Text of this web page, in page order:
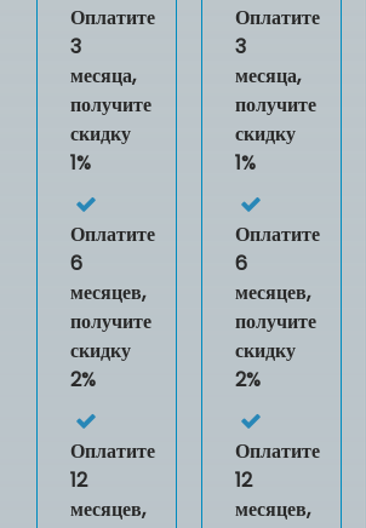
Оплатите
3
месяца,
получите
скидку
1%
Оплатите
6
месяцев,
получите
скидку
2%
Оплатите
12
месяцев,
Оплатите
3
месяца,
получите
скидку
1%
Оплатите
6
месяцев,
получите
скидку
2%
Оплатите
12
месяцев,